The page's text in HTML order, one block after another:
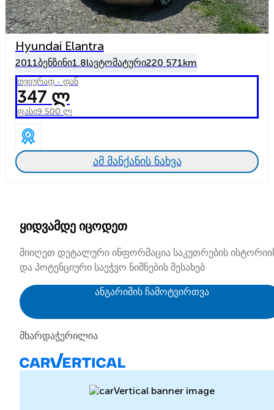
Hyundai Elantra
2011ბენზინი1.8lავტომატური220 571km
თვიურად - დან
347 ლ
ფასი9 500 ლ
ამ მანქანის ნახვა
ყიდვამდე იცოდეთ
მიიღეთ დეტალური ინფორმაცია საკუთრების
და პოტენციური საეჭვო ნიშნების შესახებ
ანგარიშის ჩამოტვირთვა
მხარდაჭერილია